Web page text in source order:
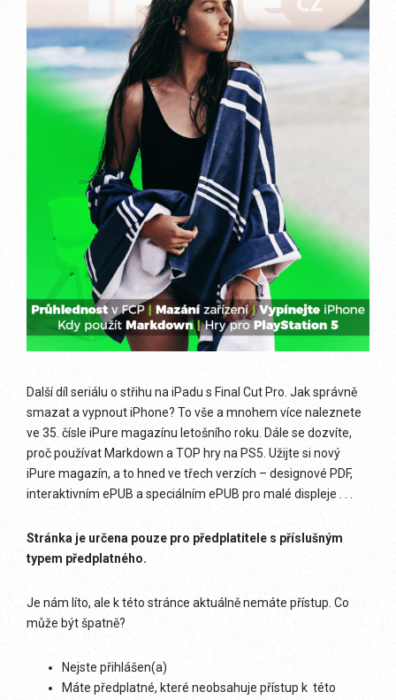
Další díl seriálu o střihu na iPadu s Final Cut Pro. Jak správně
smazat a vypnout iPhone? To vše a mnohem více naleznete
ve 35. čísle iPure magazínu letošního roku. Dále se dozvíte,
proč používat Markdown a TOP hry na PS5. Užijte si nový
iPure magazín, a to hned ve třech verzích – designové PDF,
interaktivním ePUB a speciálním ePUB pro malé displeje . . .
Stránka je určena pouze pro předplatitele s příslušným
typem předplatného.
Je nám líto, ale k této stránce aktuálně nemáte přístup. Co
může být špatně?
Nejste přihlášen(a)
Máte předplatné, které neobsahuje přístup k této